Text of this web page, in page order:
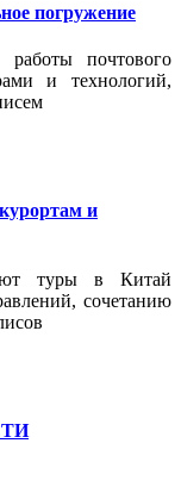
погружение
почтового
и технологий,
и
туры в Китай
сочетанию